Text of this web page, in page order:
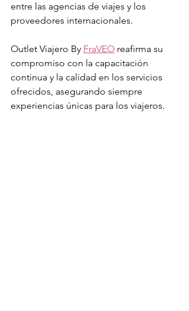
entre las agencias de viajes y los
proveedores internacionales.
Outlet Viajero By FraVEO reafirma su
compromiso con la capacitación
continua y la calidad en los servicios
ofrecidos, asegurando siempre
experiencias únicas para los viajeros.